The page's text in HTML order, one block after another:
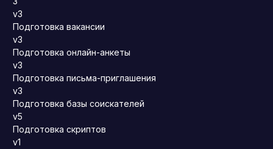
v3
Подготовка вакансии
v3
Подготовка онлайн-анкеты
v3
Подготовка письма-приглашения
v3
Подготовка базы соискателей
v5
Подготовка скриптов
v1